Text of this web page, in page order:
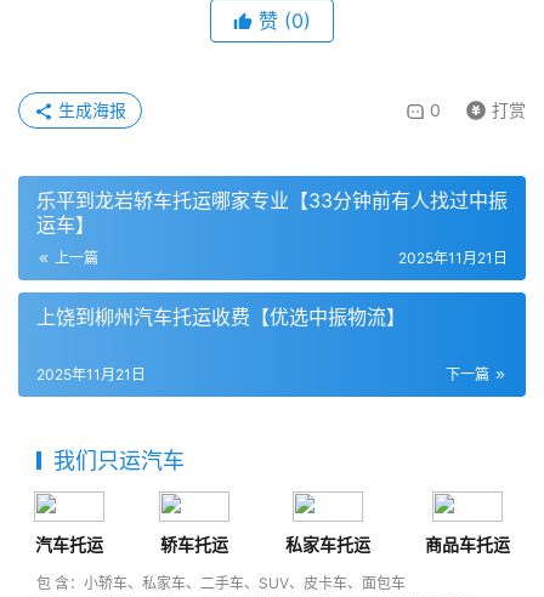
赞 (0)
0 打赏
生成海报
乐平到龙岩轿车托运哪家专业【33分钟前有人找过中振
运车】
上一篇 2025年11月21日
上饶到柳州汽车托运收费【优选中振物流】
下一篇
2025年11月21日
我们只运汽车
汽车托运 轿车托运 私家车托运 商品车托运
包 含：小轿车、私家车、二手车、SUV、皮卡车、面包车